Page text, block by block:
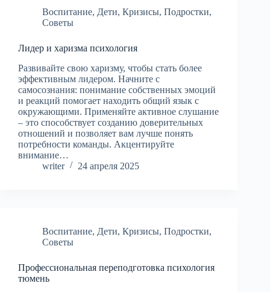
Воспитание, Дети, Кризисы, Подростки,
Советы
Лидер и харизма психология
Развивайте свою харизму, чтобы стать более
эффективным лидером. Начните с
самосознания: понимание собственных эмоций
и реакций помогает находить общий язык с
окружающими. Применяйте активное слушание
– это способствует созданию доверительных
отношений и позволяет вам лучше понять
потребности команды. Акцентируйте
внимание…
writer
24 апреля 2025
Воспитание, Дети, Кризисы, Подростки,
Советы
Профессиональная переподготовка психология
тюмень